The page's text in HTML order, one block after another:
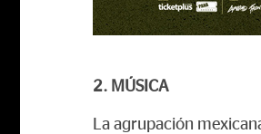
2. MÚSICA
La agrupación